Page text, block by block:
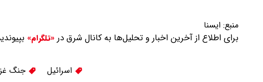
منبع: ايسنا
برای اطلاع از آخرین اخبار و تحلیل‌ها به کانال شرق در «تلگرام»
اسرائیل جنگ